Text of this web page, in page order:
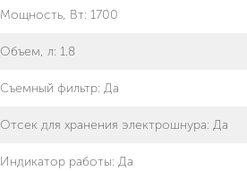
Мощность, Вт: 1700
Объем, л: 1.8
Съемный фильтр: Да
Отсек для хранения электрошнура: Да
Индикатор работы: Да